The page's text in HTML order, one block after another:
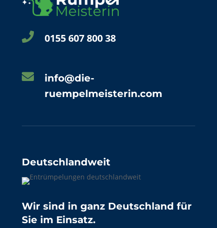
 0155 607 800 38

info@die-
ruempelmeisterin.com
Deutschlandweit
Wir sind in ganz Deutschland für
Sie im Einsatz.